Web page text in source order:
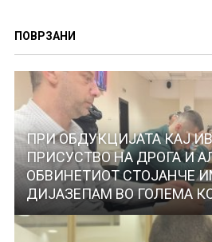
ПОВРЗАНИ
ПРИ ОБДУКЦИЈАТА КАЈ
ПРИСУСТВО НА ДРОГА И
ОБВИНЕТИОТ СТОЈАНЧЕ
ДИЈАЗЕПАМ ВО ГОЛЕМА